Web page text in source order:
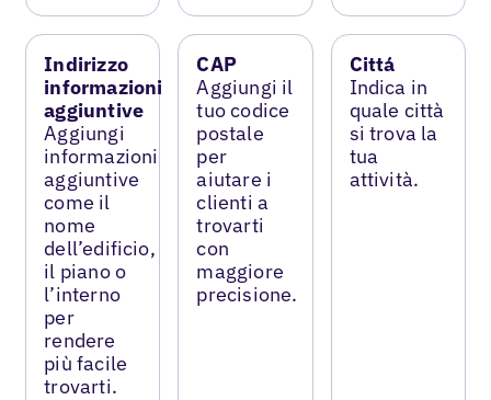
Indirizzo
informazioni
aggiuntive
Aggiungi
informazioni
aggiuntive
come il
nome
dell’edificio,
il piano o
l’interno
per
rendere
più facile
trovarti.
CAP
Aggiungi il
tuo codice
postale
per
aiutare i
clienti a
trovarti
con
maggiore
precisione.
Cittá
Indica in
quale città
si trova la
tua
attività.